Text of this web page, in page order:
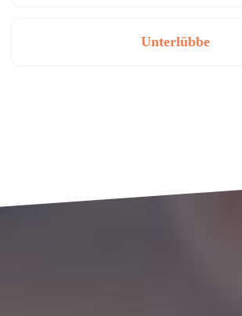
Unterlübbe